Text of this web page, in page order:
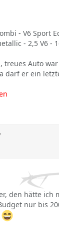
- V6 Sport
- 2,5 V6 -
treues Auto
darf er ein
den hätte ich
nur bis